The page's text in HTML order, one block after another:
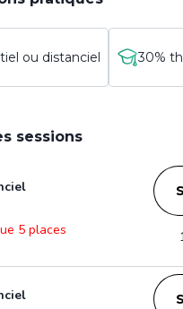
ou distanciel 30%
sessions
5 places